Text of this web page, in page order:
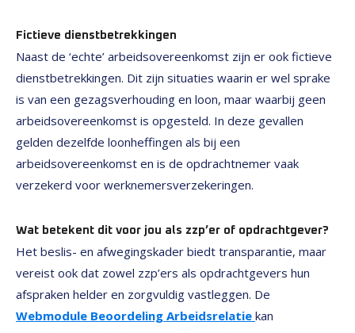
Fictieve dienstbetrekkingen
Naast de ‘echte’ arbeidsovereenkomst zijn er ook fictieve
dienstbetrekkingen. Dit zijn situaties waarin er wel sprake
is van een gezagsverhouding en loon, maar waarbij geen
arbeidsovereenkomst is opgesteld. In deze gevallen
gelden dezelfde loonheffingen als bij een
arbeidsovereenkomst en is de opdrachtnemer vaak
verzekerd voor werknemersverzekeringen.
Wat betekent dit voor jou als zzp’er of opdrachtgever?
Het beslis- en afwegingskader biedt transparantie, maar
vereist ook dat zowel zzp’ers als opdrachtgevers hun
afspraken helder en zorgvuldig vastleggen. De
Webmodule Beoordeling Arbeidsrelatie kan